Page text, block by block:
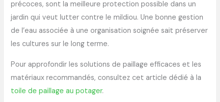
précoces, sont la meilleure protection possible dans un
jardin qui veut lutter contre le mildiou. Une bonne gestion
de l’eau associée à une organisation soignée sait préserver
les cultures sur le long terme.
Pour approfondir les solutions de paillage efficaces et les
matériaux recommandés, consultez cet article dédié à la
toile de paillage au potager.